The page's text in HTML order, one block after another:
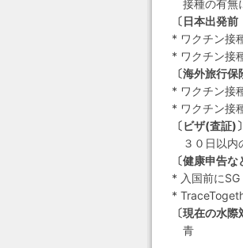
接種の有無
〔日本出発
* ワクチン接
* ワクチン接
〔海外旅行保
* ワクチン接
* ワクチン接
〔ビザ(査証)〕
３０日以内
〔健康申告
* 入国前に
*
〔現在の水
青